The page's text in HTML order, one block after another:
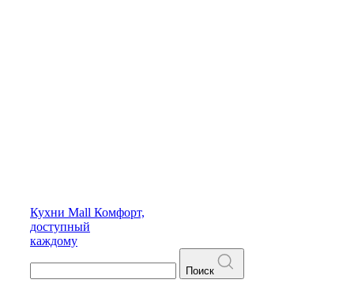
Кухни Mall Комфорт,
доступный
каждому
Поиск